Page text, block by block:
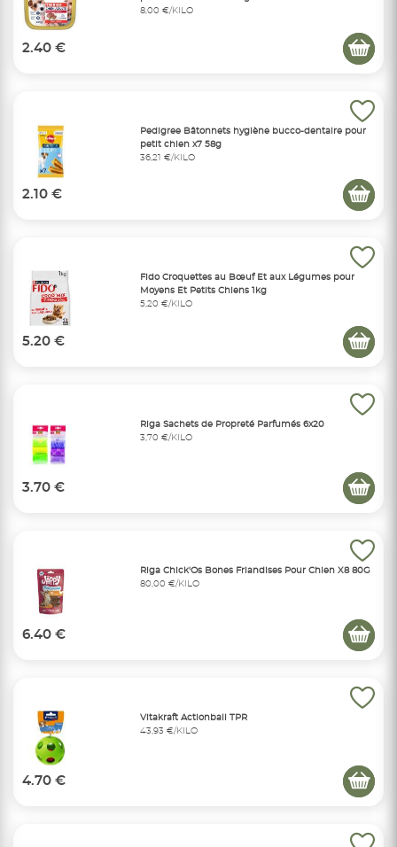
8,00 €/KILO
2.40 €
Pedigree Bâtonnets hygiène bucco-dentaire pour
petit chien x7 58g
36,21 €/KILO
2.10 €
Fido Croquettes au Bœuf Et aux Légumes pour
Moyens Et Petits Chiens 1kg
5,20 €/KILO
5.20 €
Riga Sachets de Propreté Parfumés 6x20
3,70 €/KILO
3.70 €
Riga Chick'Os Bones Friandises Pour Chien X8 80G
80,00 €/KILO
6.40 €
Vitakraft Actionball TPR
43,93 €/KILO
4.70 €